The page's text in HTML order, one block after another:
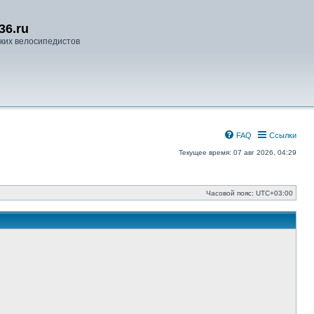
велосипедистов
Ссылки
FAQ
Текущее время: 07 авг 2026, 04:29
Часовой пояс: UTC+03:00